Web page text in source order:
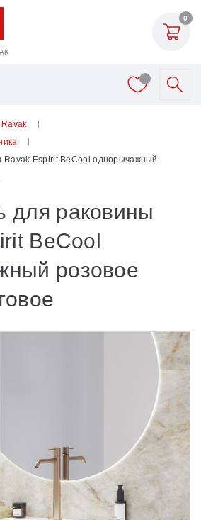
0
Ravak
душа
для душевых уголков
ванны
Ravak Espirit BeCool однорычажный
для раковины
BeCool
розовое